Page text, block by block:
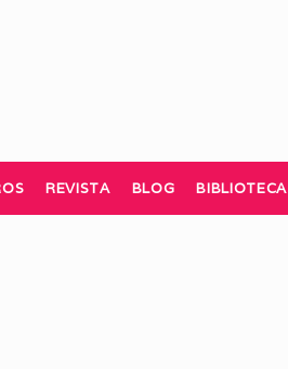
REVISTA BLOG BIBLIOTECA